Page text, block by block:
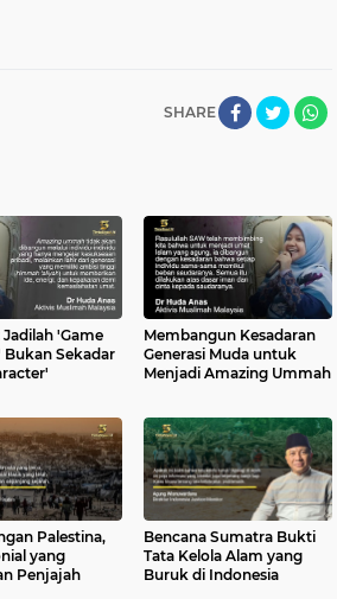
SHARE
Jadilah 'Game
Bukan Sekadar
Membangun Kesadaran
Generasi Muda untuk
Menjadi Amazing Ummah
Palestina,
yang
Penjajah
Bencana Sumatra Bukti
Tata Kelola Alam yang
Buruk di Indonesia